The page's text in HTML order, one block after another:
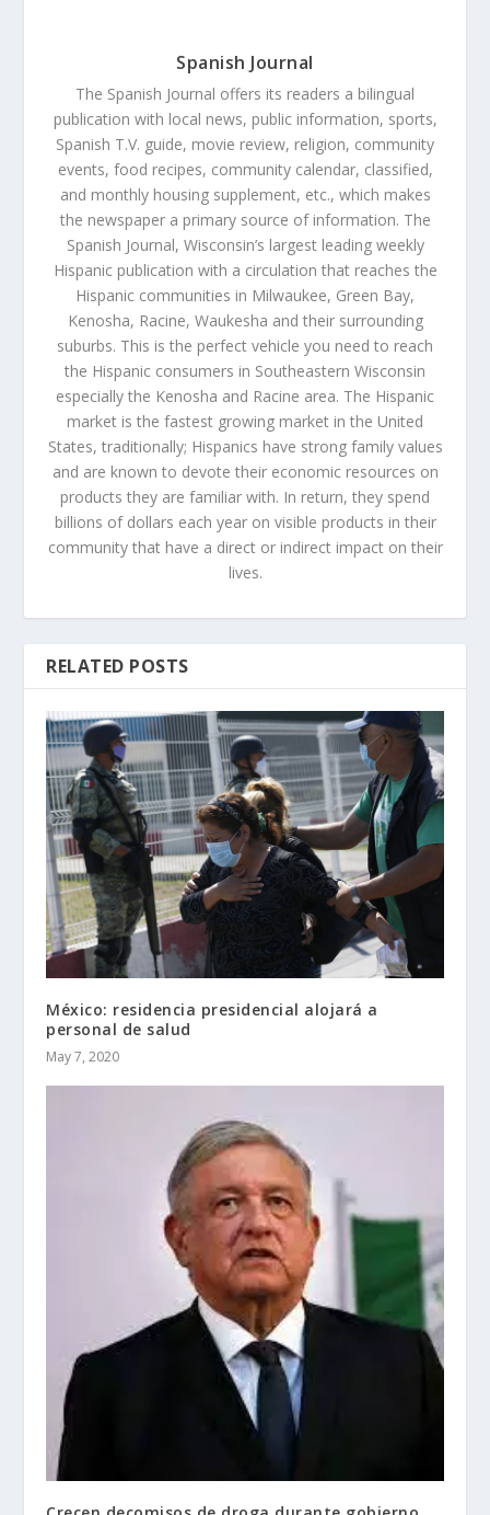
Spanish Journal
The Spanish Journal offers its readers a bilingual
publication with local news, public information, sports,
Spanish T.V. guide, movie review, religion, community
events, food recipes, community calendar, classified,
and monthly housing supplement, etc., which makes
the newspaper a primary source of information. The
Spanish Journal, Wisconsin’s largest leading weekly
Hispanic publication with a circulation that reaches the
Hispanic communities in Milwaukee, Green Bay,
Kenosha, Racine, Waukesha and their surrounding
suburbs. This is the perfect vehicle you need to reach
the Hispanic consumers in Southeastern Wisconsin
especially the Kenosha and Racine area. The Hispanic
market is the fastest growing market in the United
States, traditionally; Hispanics have strong family values
and are known to devote their economic resources on
products they are familiar with. In return, they spend
billions of dollars each year on visible products in their
community that have a direct or indirect impact on their
lives.
RELATED POSTS
México: residencia presidencial alojará a
personal de salud
May 7, 2020